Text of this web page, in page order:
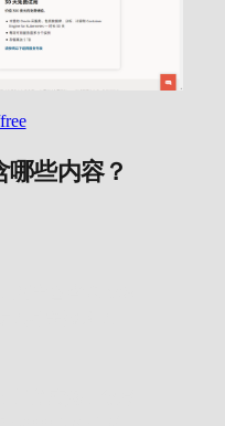
哪些内容？